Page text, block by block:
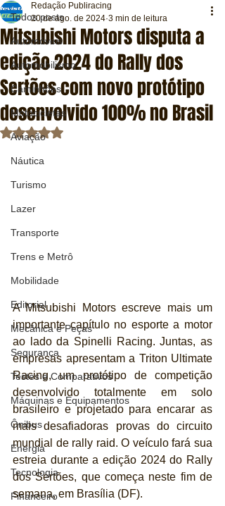
Todos posts
Automóveis
Automobilismo
Caminhões
Motocicletas
Aviação
Náutica
Turismo
Lazer
Transporte
Trens e Metrô
Mobilidade
Editorial
Mecânica e Peças
Segurança
Testes e Comparativos
Máquinas e Equipamentos
Ônibus
Energia
Tecnologia
Financeiro
Mitsubishi Motors disputa a
edição 2024 do Rally dos
Sertões com novo protótipo
desenvolvido 100% no Brasil
Redação Publiracing
20 de ago. de 2024 3 min de leitura
Avaliado com NaN de 5 estrelas.
A Mitsubishi Motors escreve mais um
importante capítulo no esporte a motor
ao lado da Spinelli Racing. Juntas, as
empresas apresentam a Triton Ultimate
Racing, um protótipo de competição
desenvolvido totalmente em solo
brasileiro e projetado para encarar as
mais desafiadoras provas do circuito
mundial de rally raid. O veículo fará sua
estreia durante a edição 2024 do Rally
dos Sertões, que começa neste fim de
semana, em Brasília (DF).